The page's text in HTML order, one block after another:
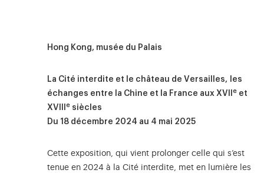
Hong Kong, musée du Palais
La Cité interdite et le château de Versailles, les
échanges entre la Chine et la France aux XVII
e et
XVIII
e siècles
Du 18 décembre 2024 au 4 mai 2025
Cette exposition, qui vient prolonger celle qui s’est
tenue en 2024 à la Cité interdite, met en lumière les